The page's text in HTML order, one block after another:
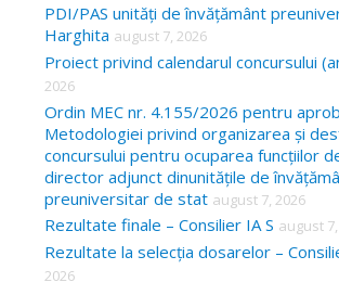
c
h
f
o
r
PDI/PAS unități de învățământ
Harghita august 7, 2026
Proiect privind calendarul concursului
2026
Ordin MEC nr. 4.155/2026 pentru
Metodologiei privind organizarea și
concursului pentru ocuparea funcțiilor
director adjunct dinunitățile de
preuniversitar de stat august 7, 2026
Rezultate finale – Consilier IA S august
Rezultate la selecția dosarelor –
2026